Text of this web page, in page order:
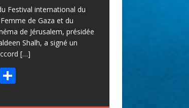
Festival international du
de Gaza et du
de Jérusalem, présidée
Shalh, a signé un
[…]
P